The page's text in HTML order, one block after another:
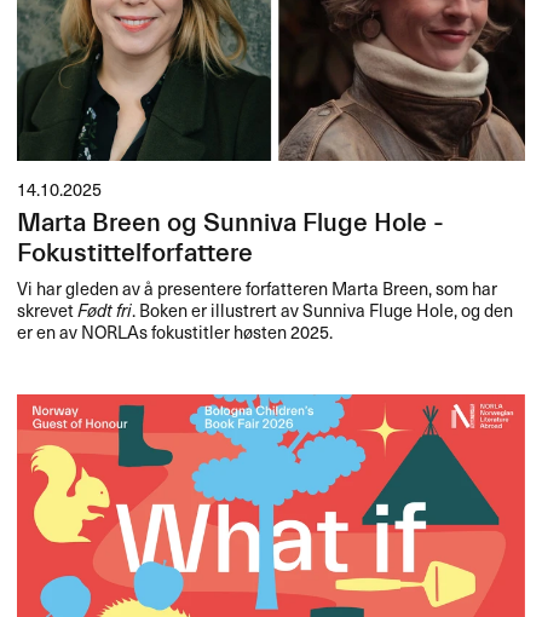
14.10.2025
Marta Breen og Sunniva Fluge Hole -
Fokustittelforfattere
Vi har gleden av å presentere forfatteren Marta Breen, som har
skrevetFødt fri. Boken er illustrert av Sunniva Fluge Hole, og den
er en av NORLAs fokustitler høsten 2025.